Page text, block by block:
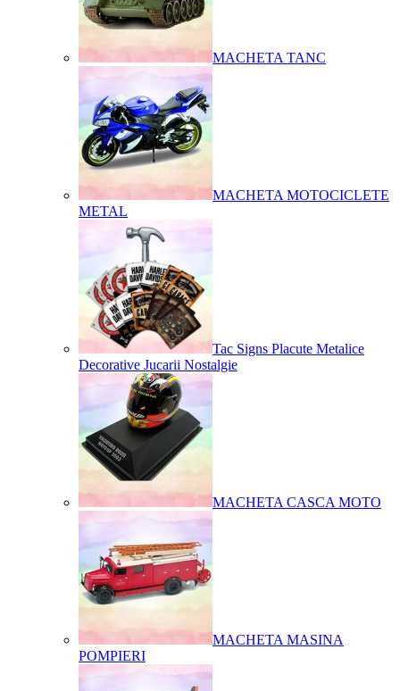
MACHETA TANC
MACHETA MOTOCICLETE
METAL
Tac Signs Placute Metalice
Decorative Jucarii Nostalgie
MACHETA CASCA MOTO
MACHETA MASINA
POMPIERI